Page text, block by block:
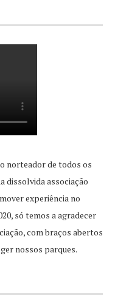
norteador de todos os
dissolvida associação
experiência no
só temos a agradecer
com braços abertos
nossos parques.